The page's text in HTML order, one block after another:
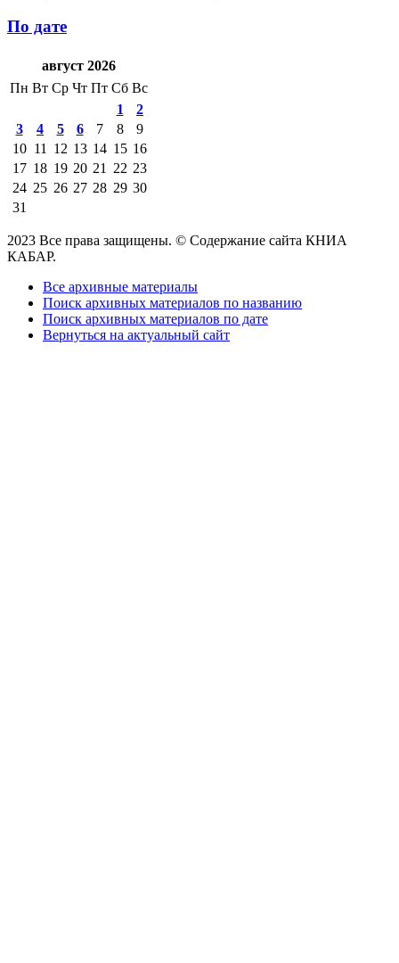
По дате
август 2026
Пн Вт Ср Чт Пт Сб Вс
1
2
3
4 5 6 7 8
9
10 11 12 13 14 15 16
17 18 19 20 21 22 23
24 25 26 27 28 29 30
31
2023 Все права защищены. © Содержание сайта КНИА
КАБАР.
Все архивные материалы
Поиск архивных материалов по названию
Поиск архивных материалов по дате
Вернуться на актуальный сайт